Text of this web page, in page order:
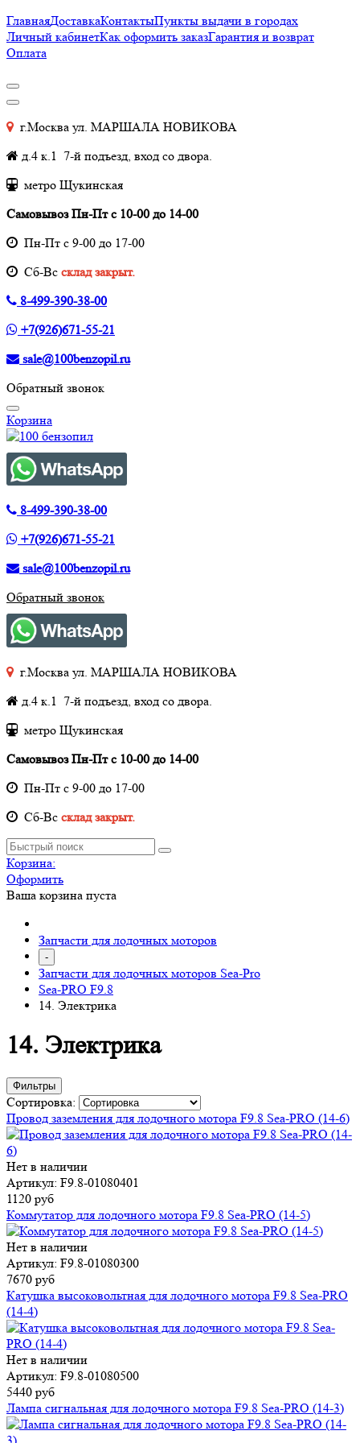
ГлавнаяДоставкаКонтактыПункты выдачи в городах
Личный кабинетКак оформить заказГарантия и возврат
Оплата
г.Москва ул. МАРШАЛА НОВИКОВА
д.4 к.1 7-й подъезд, вход со двора.
метро Щукинская
Самовывоз Пн-Пт с 10-00 до 14-00
Пн-Пт с 9-00 до 17-00
Cб-Вс склад закрыт.
8-499-390-38-00
+7(926)671-55-21
sale@100benzopil.ru
Обратный звонок
Корзина
8-499-390-38-00
+7(926)671-55-21
sale@100benzopil.ru
Обратный звонок
г.Москва ул. МАРШАЛА НОВИКОВА
д.4 к.1 7-й подъезд, вход со двора.
метро Щукинская
Самовывоз Пн-Пт с 10-00 до 14-00
Пн-Пт с 9-00 до 17-00
Cб-Вс склад закрыт.
Корзина:
Оформить
Ваша корзина пуста
Запчасти для лодочных моторов
-
Запчасти для лодочных моторов Sea-Pro
Sea-PRO F9.8
14. Электрика
14. Электрика
Фильтры
Сортировка:
Провод заземления для лодочного мотора F9.8 Sea-PRO (14-6)
Нет в наличии
Артикул: F9.8-01080401
1120 руб
Коммутатор для лодочного мотора F9.8 Sea-PRO (14-5)
Нет в наличии
Артикул: F9.8-01080300
7670 руб
Катушка высоковольтная для лодочного мотора F9.8 Sea-PRO
(14-4)
Нет в наличии
Артикул: F9.8-01080500
5440 руб
Лампа сигнальная для лодочного мотора F9.8 Sea-PRO (14-3)